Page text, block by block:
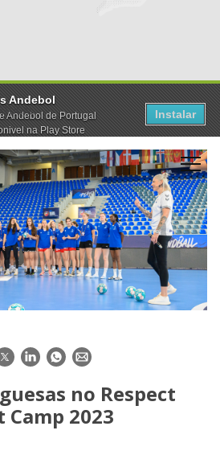
Andebol
Andebol de Portugal
na Play Store
Instalar
LinkedInWhatsApp
E-
no Respect
2023